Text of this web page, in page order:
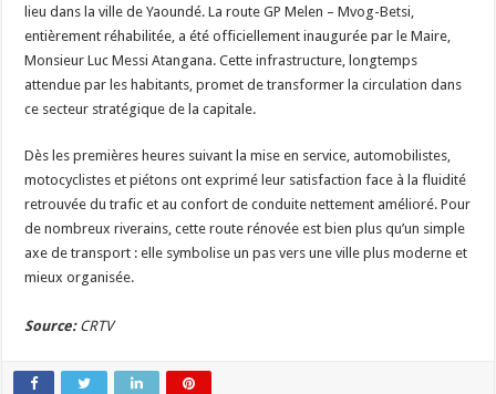
Betsi
officiellement
inaugurée
Yaoundé
lieu dans la ville de Yaoundé. La route GP Melen – Mvog-Betsi,
entièrement réhabilitée, a été officiellement inaugurée par le Maire,
Monsieur Luc Messi Atangana. Cette infrastructure, longtemps
attendue par les habitants, promet de transformer la circulation dans
ce secteur stratégique de la capitale.
Dès les premières heures suivant la mise en service, automobilistes,
motocyclistes et piétons ont exprimé leur satisfaction face à la fluidité
retrouvée du trafic et au confort de conduite nettement amélioré. Pour
de nombreux riverains, cette route rénovée est bien plus qu’un simple
axe de transport : elle symbolise un pas vers une ville plus moderne et
mieux organisée.
Source:CRTV